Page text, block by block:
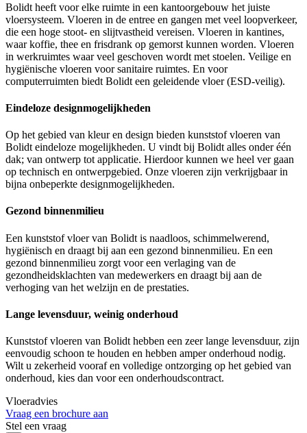
Bolidt heeft voor elke ruimte in een kantoorgebouw het juiste
vloersysteem. Vloeren in de entree en gangen met veel loopverkeer,
die een hoge stoot- en slijtvastheid vereisen. Vloeren in kantines,
waar koffie, thee en frisdrank op gemorst kunnen worden. Vloeren
in werkruimtes waar veel geschoven wordt met stoelen. Veilige en
hygiënische vloeren voor sanitaire ruimtes. En voor
computerruimten biedt Bolidt een geleidende vloer (ESD-veilig).
Eindeloze designmogelijkheden
Op het gebied van kleur en design bieden kunststof vloeren van
Bolidt eindeloze mogelijkheden. U vindt bij Bolidt alles onder één
dak; van ontwerp tot applicatie. Hierdoor kunnen we heel ver gaan
op technisch en ontwerpgebied. Onze vloeren zijn verkrijgbaar in
bijna onbeperkte designmogelijkheden.
Gezond binnenmilieu
Een kunststof vloer van Bolidt is naadloos, schimmelwerend,
hygiënisch en draagt bij aan een gezond binnenmilieu. En een
gezond binnenmilieu zorgt voor een verlaging van de
gezondheidsklachten van medewerkers en draagt bij aan de
verhoging van het welzijn en de prestaties.
Lange levensduur, weinig onderhoud
Kunststof vloeren van Bolidt hebben een zeer lange levensduur, zijn
eenvoudig schoon te houden en hebben amper onderhoud nodig.
Wilt u zekerheid vooraf en volledige ontzorging op het gebied van
onderhoud, kies dan voor een onderhoudscontract.
Vloeradvies
Vraag een brochure aan
Stel een vraag